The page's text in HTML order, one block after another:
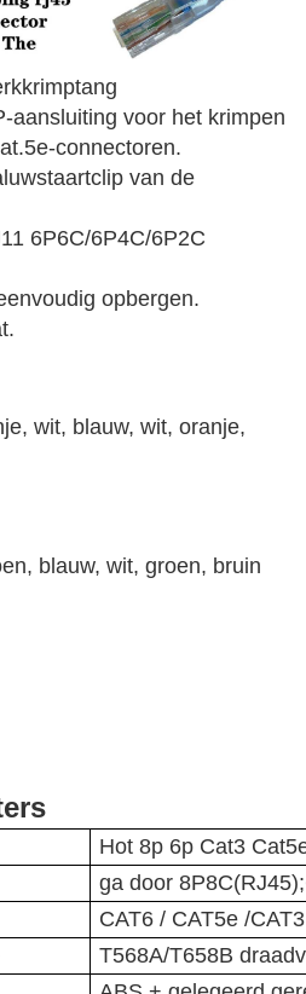
aansluiting voor het krimpen
connectoren.
van de
6P6C/6P4C/6P2C
opbergen.
wit, blauw, wit, oranje,
blauw, wit, groen, bruin
Hot 8p 6p Cat3
ga door
CAT6 / CAT5e /
T568A/T658B